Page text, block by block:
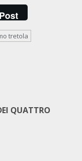
Post
tretola
QUATTRO